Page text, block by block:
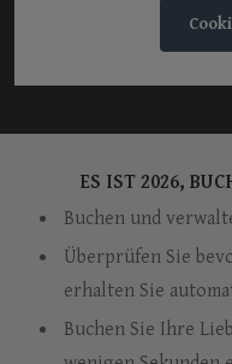
ES IST 2026,
Buchen und
Überprüfen Sie
erhalten Sie
Buchen Sie Ihre